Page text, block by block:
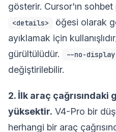
gösterir. Cursor'ın
<details>
öğesi olarak
ayıklamak için
gürültülüdür.
--no-
değiştirilebilir.
2. İlk araç çağrısındaki
yüksektir. V4-Pro bir
herhangi bir araç